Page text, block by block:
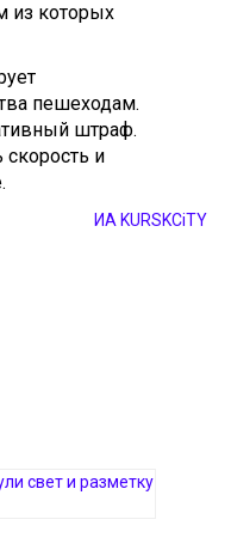
из которых
пешеходам.
штраф.
и
ИА KURSKCiTY